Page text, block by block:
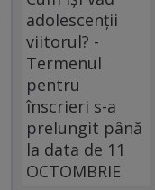
adolescenții
viitorul? -
Termenul
pentru
înscrieri s-a
prelungit până
la data de 11
OCTOMBRIE